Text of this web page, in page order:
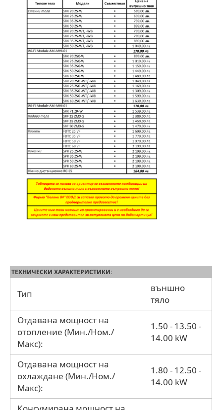
ТЕХНИЧЕСКИ ХАРАКТЕРИСТИКИ:
Тип
външно
тяло
Отдавана мощност на
отопление (Мин./Ном./
Макс):
1.50 - 13.50 -
14.00 kW
Отдавана мощност на
охлаждане (Мин./Ном./
Макс):
1.80 - 12.50 -
14.00 kW